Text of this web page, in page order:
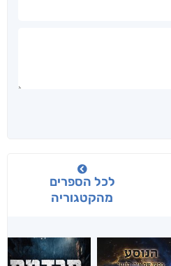
לכל הספרים
מהקטגוריה